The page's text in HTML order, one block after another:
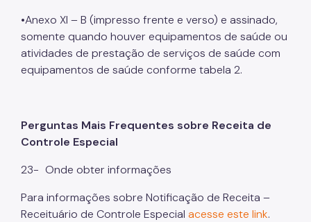
•Anexo XI – B (impresso frente e verso) e assinado,
somente quando houver equipamentos de saúde ou
atividades de prestação de serviços de saúde com
equipamentos de saúde conforme tabela 2.
Perguntas Mais Frequentes sobre Receita de
Controle Especial
23- Onde obter informações
Para informações sobre Notificação de Receita –
Receituário de Controle Especial acesse este link.